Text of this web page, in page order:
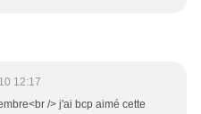
12:17
/> j'ai bcp aimé cette